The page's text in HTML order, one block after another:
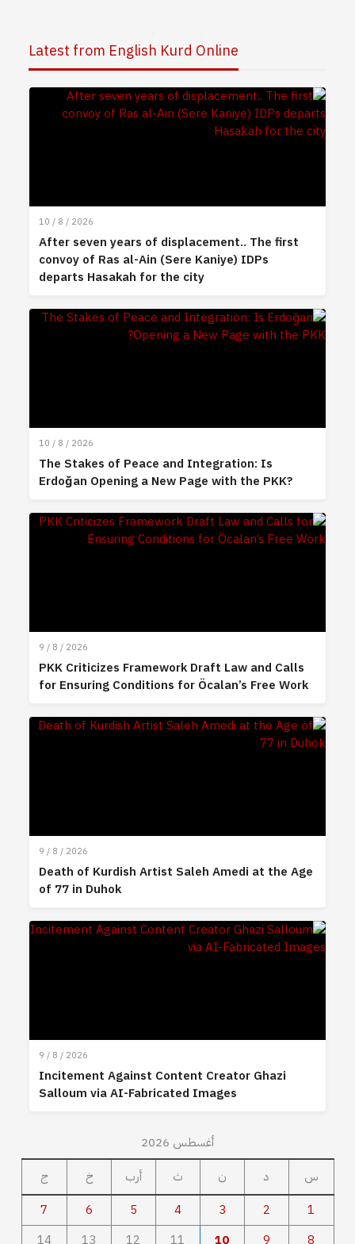
Latest from English Kurd Online
10 / 8 / 2026
After seven years of displacement.. The first
convoy of Ras al-Ain (Sere Kaniye) IDPs
departs Hasakah for the city
10 / 8 / 2026
The Stakes of Peace and Integration: Is
Erdoğan Opening a New Page with the PKK?
9 / 8 / 2026
PKK Criticizes Framework Draft Law and Calls
for Ensuring Conditions for Öcalan’s Free Work
9 / 8 / 2026
Death of Kurdish Artist Saleh Amedi at the Age
of 77 in Duhok
9 / 8 / 2026
Incitement Against Content Creator Ghazi
Salloum via AI-Fabricated Images
أغسطس 2026
س
د ن ث أرب خ
ج
1
2
3
4
5
6
7
8
9
10
11
12
13
14